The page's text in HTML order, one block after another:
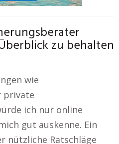
zu behalten
wie
private
ich nur online
gut auskenne. Ein
nützliche Ratschläge